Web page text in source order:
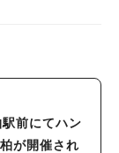
駅前にてハン
が開催され